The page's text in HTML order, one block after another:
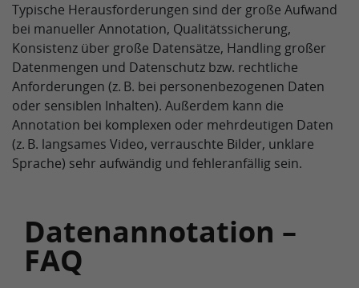
Typische Herausforderungen sind der große Aufwand
bei manueller Annotation, Qualitätssicherung,
Konsistenz über große Datensätze, Handling großer
Datenmengen und Datenschutz bzw. rechtliche
Anforderungen (z. B. bei personenbezogenen Daten
oder sensiblen Inhalten). Außerdem kann die
Annotation bei komplexen oder mehrdeutigen Daten
(z. B. langsames Video, verrauschte Bilder, unklare
Sprache) sehr aufwändig und fehleranfällig sein.
Datenannotation –
FAQ